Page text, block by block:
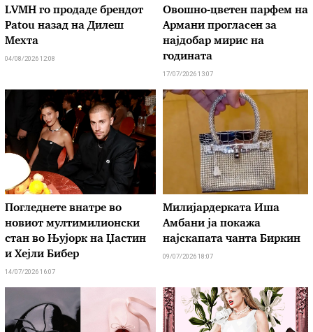
LVMH го продаде брендот
Patou назад на Дилеш
Мехта
04/08/2026 12:08
Овошно-цветен парфем на
Армани прогласен за
најдобар мирис на
годината
17/07/2026 13:07
Погледнете внатре во
новиот мултимилионски
стан во Њујорк на Џастин
и Хејли Бибер
14/07/2026 16:07
Милијардерката Иша
Амбани ја покажа
најскапата чанта Биркин
09/07/2026 18:07